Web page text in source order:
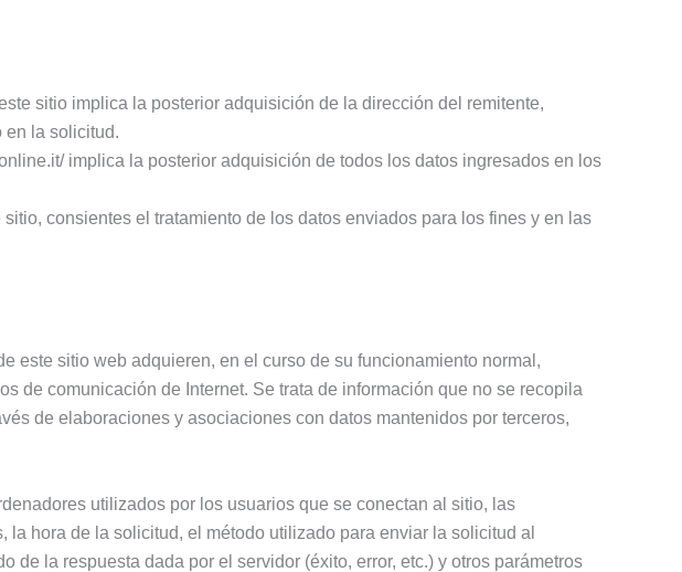
sitio implica la posterior adquisición de la dirección del remitente,
en la solicitud.
implica la posterior adquisición de todos los datos ingresados en los
consientes el tratamiento de los datos enviados para los fines y en las
este sitio web adquieren, en el curso de su funcionamiento normal,
de comunicación de Internet. Se trata de información que no se recopila
de elaboraciones y asociaciones con datos mantenidos por terceros,
utilizados por los usuarios que se conectan al sitio, las
hora de la solicitud, el método utilizado para enviar la solicitud al
la respuesta dada por el servidor (éxito, error, etc.) y otros parámetros